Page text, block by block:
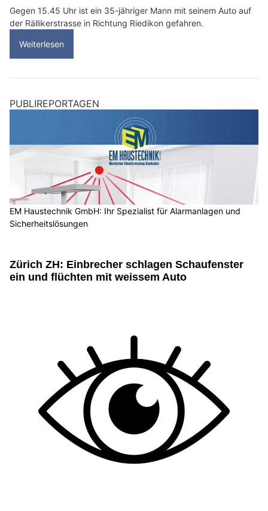
Gegen 15.45 Uhr ist ein 35-jähriger Mann mit seinem Auto auf
der Rällikerstrasse in Richtung Riedikon gefahren.
Weiterlesen
PUBLIREPORTAGEN
EM Haustechnik GmbH: Ihr Spezialist für Alarmanlagen und
Sicherheitslösungen
Zürich ZH: Einbrecher schlagen Schaufenster
ein und flüchten mit weissem Auto